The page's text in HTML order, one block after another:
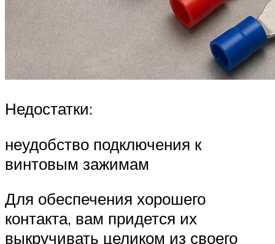
Недостатки:
неудобство подключения к
винтовым зажимам
Для обеспечения хорошего
контакта, вам придется их
выкручивать целиком из своего